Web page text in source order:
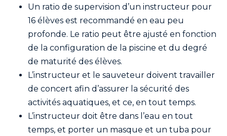
Un ratio de supervision d’un instructeur pour
16 élèves est recommandé en eau peu
profonde. Le ratio peut être ajusté en fonction
de la configuration de la piscine et du degré
de maturité des élèves.
L’instructeur et le sauveteur doivent travailler
de concert afin d’assurer la sécurité des
activités aquatiques, et ce, en tout temps.
L’instructeur doit être dans l’eau en tout
temps, et porter un masque et un tuba pour